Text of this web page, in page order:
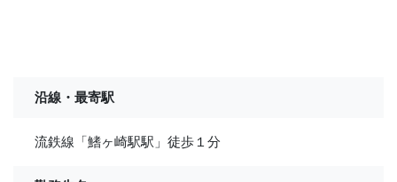
沿線・最寄駅
流鉄線「鰭ヶ崎駅駅」徒歩１分